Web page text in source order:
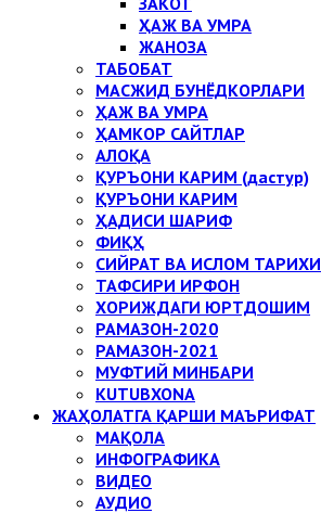
ҲАЖ ВА УМРА
ЖАНОЗА
ТАБОБАТ
МАСЖИД БУНЁДКОРЛАРИ
ҲАЖ ВА УМРА
ҲАМКОР САЙТЛАР
АЛОҚА
ҚУРЪОНИ КАРИМ (дастур)
ҚУРЪОНИ КАРИМ
ҲАДИСИ ШАРИФ
ФИҚҲ
СИЙРАТ ВА ИСЛОМ ТАРИХИ
ТАФСИРИ ИРФОН
ХОРИЖДАГИ ЮРТДОШИМ
РАМАЗОН-2020
РАМАЗОН-2021
МУФТИЙ МИНБАРИ
KUTUBXONA
ЖАҲОЛАТГА ҚАРШИ МАЪРИФАТ
МАҚОЛА
ИНФОГРАФИКА
ВИДЕО
АУДИО